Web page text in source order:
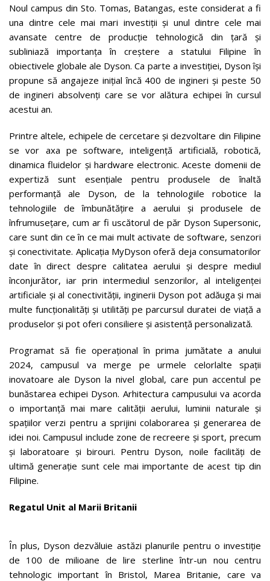
Noul campus din Sto. Tomas, Batangas, este considerat a fi
una dintre cele mai mari investiții și unul dintre cele mai
avansate centre de producție tehnologică din țară și
subliniază importanța în creștere a statului Filipine în
obiectivele globale ale Dyson. Ca parte a investiției, Dyson își
propune să angajeze inițial încă 400 de ingineri și peste 50
de ingineri absolvenți care se vor alătura echipei în cursul
acestui an.
Printre altele, echipele de cercetare și dezvoltare din Filipine
se vor axa pe software, inteligență artificială, robotică,
dinamica fluidelor și hardware electronic. Aceste domenii de
expertiză sunt esențiale pentru produsele de înaltă
performanță ale Dyson, de la tehnologiile robotice la
tehnologiile de îmbunătățire a aerului și produsele de
înfrumusețare, cum ar fi uscătorul de păr Dyson Supersonic,
care sunt din ce în ce mai mult activate de software, senzori
și conectivitate. Aplicația MyDyson oferă deja consumatorilor
date în direct despre calitatea aerului și despre mediul
înconjurător, iar prin intermediul senzorilor, al inteligenței
artificiale și al conectivității, inginerii Dyson pot adăuga și mai
multe funcționalități și utilități pe parcursul duratei de viață a
produselor și pot oferi consiliere și asistență personalizată.
Programat să fie operațional în prima jumătate a anului
2024, campusul va merge pe urmele celorlalte spații
inovatoare ale Dyson la nivel global, care pun accentul pe
bunăstarea echipei Dyson. Arhitectura campusului va acorda
o importanță mai mare calității aerului, luminii naturale și
spațiilor verzi pentru a sprijini colaborarea și generarea de
idei noi. Campusul include zone de recreere și sport, precum
și laboratoare și birouri. Pentru Dyson, noile facilități de
ultimă generație sunt cele mai importante de acest tip din
Filipine.
Regatul Unit al Marii Britanii
În plus, Dyson dezvăluie astăzi planurile pentru o investiție
de 100 de milioane de lire sterline într-un nou centru
tehnologic important în Bristol, Marea Britanie, care va